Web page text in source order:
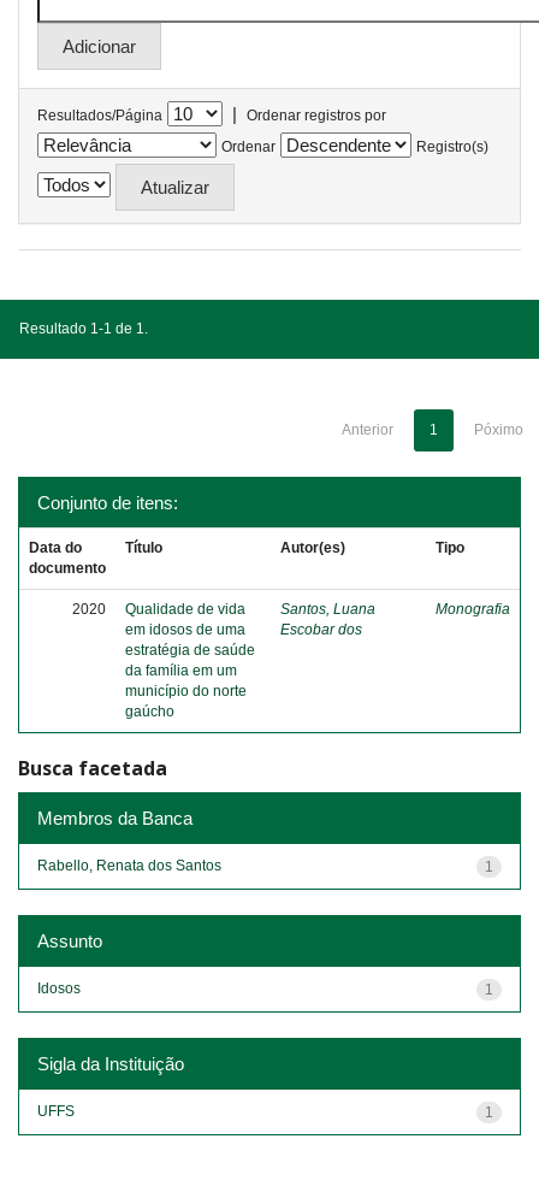
Resultados/Página |
Ordenar registros por
Ordenar
Registro(s)
Resultado 1-1 de 1.
Anterior 1 Póximo
Conjunto de itens:
Data do
documento
Título Autor(es) Tipo
2020
Qualidade de vida
em idosos de uma
estratégia de saúde
da família em um
município do norte
gaúcho
Santos, Luana
Escobar dos
Monografia
Busca facetada
Membros da Banca
1
Rabello, Renata dos Santos
Assunto
1
Idosos
Sigla da Instituição
1
UFFS